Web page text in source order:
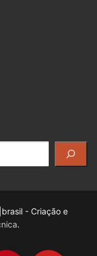
- Criação e
.